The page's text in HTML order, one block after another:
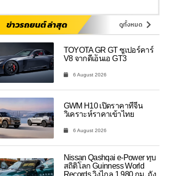
ข่าวรถยนต์ ล่าสุด ดูทั้งหมด
TOYOTA GR GT ซูเปอร์คาร์
V8 จากดีเอ็นเอ GT3
6 August 2026
GWM H10 เปิดราคาที่จีน
วิเคราะห์ราคาเข้าไทย
6 August 2026
Nissan Qashqai e-Power ทุบ
สถิติโลก Guinness World
Records วิ่งไกล 1,980 กม. ถัง